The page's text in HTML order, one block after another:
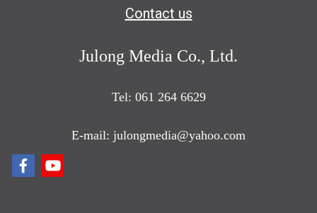
Contact us
Julong Media Co., Ltd.
Tel: 061 264 6629
E-mail: julongmedia@yahoo.com